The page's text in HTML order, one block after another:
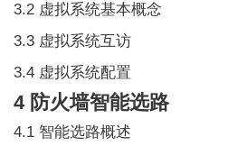
3.2 虚拟系统基本概念
3.3 虚拟系统互访
3.4 虚拟系统配置
4 防火墙智能选路
4.1 智能选路概述